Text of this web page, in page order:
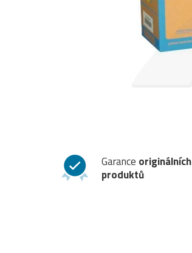
Garance originálních
produktů